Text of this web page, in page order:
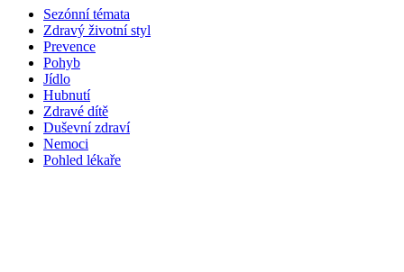
Sezónní témata
Zdravý životní styl
Prevence
Pohyb
Jídlo
Hubnutí
Zdravé dítě
Duševní zdraví
Nemoci
Pohled lékaře